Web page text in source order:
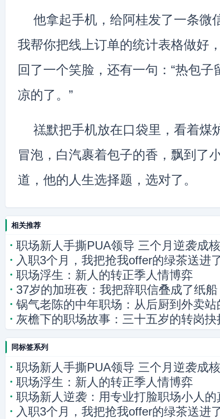
他拿起手机，给阿桂发了一条微
我帮你把线上订单的统计表格做好
回了一个笑脸，还有一句：“热包子
凉的了。”
禚默把手机放在口袋里，看着煤
冒泡，白汽裹着包子的香，飘到了
道，他的人生选择题，选对了。
相关推荐
职场新人手撕PUA领导 三个月逆袭成
入职3个月，我把抢我offer的绿茶送进
职场浮生：新人的转正季人情博弈
37岁的加班夜：我把辞职信叠成了纸船
锅气老陈的中年职场：从后厨到外卖
灰檐下的职场故事：三十五岁的转岗抉
同标签系列
职场新人手撕PUA领导 三个月逆袭成
职场浮生：新人的转正季人情博弈
职场新人逆袭：用专业打脸职场小人的
入职3个月，我把抢我offer的绿茶送进